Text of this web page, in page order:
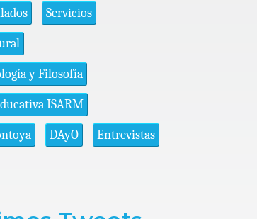
Servicios
y Filosofía
ISARM
DAyO Entrevistas